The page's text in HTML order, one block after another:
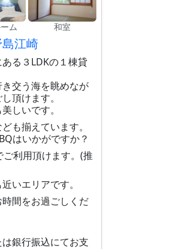
ム 和室
江崎
る３LDKの１棟貸
交う海を眺めなが
頂けます。
しいです。
も揃えています。
はいかがですか？
利用頂けます。(推
いエリアです。
間をお過ごしくだ
銀行振込にてお支